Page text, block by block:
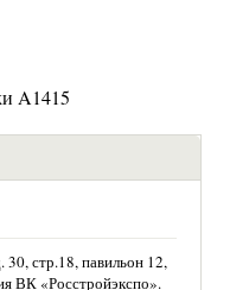
A1415
30, стр.18, павильон 12,
ВК «Росстройэкспо».